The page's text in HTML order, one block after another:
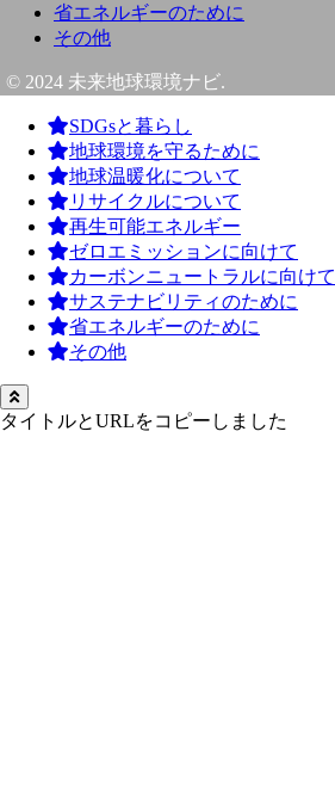
省エネルギーのために
その他
© 2024 未来地球環境ナビ.
SDGsと暮らし
地球環境を守るために
地球温暖化について
リサイクルについて
再生可能エネルギー
ゼロエミッションに向けて
カーボンニュートラルに向けて
サステナビリティのために
省エネルギーのために
その他
タイトルとURLをコピーしました